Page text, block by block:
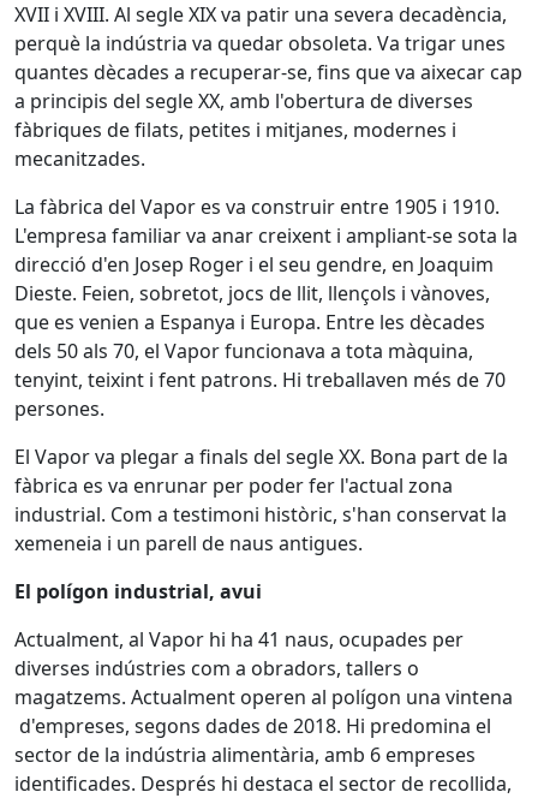
XVII i XVIII. Al segle XIX va patir una severa decadència,
perquè la indústria va quedar obsoleta. Va trigar unes
quantes dècades a recuperar-se, fins que va aixecar cap
a principis del segle XX, amb l'obertura de diverses
fàbriques de filats, petites i mitjanes, modernes i
mecanitzades.
La fàbrica del Vapor es va construir entre 1905 i 1910.
L'empresa familiar va anar creixent i ampliant-se sota la
direcció d'en Josep Roger i el seu gendre, en Joaquim
Dieste. Feien, sobretot, jocs de llit, llençols i vànoves,
que es venien a Espanya i Europa. Entre les dècades
dels 50 als 70, el Vapor funcionava a tota màquina,
tenyint, teixint i fent patrons. Hi treballaven més de 70
persones.
El Vapor va plegar a finals del segle XX. Bona part de la
fàbrica es va enrunar per poder fer l'actual zona
industrial. Com a testimoni històric, s'han conservat la
xemeneia i un parell de naus antigues.
El polígon industrial, avui
Actualment, al Vapor hi ha 41 naus, ocupades per
diverses indústries com a obradors, tallers o
magatzems. Actualment operen al polígon una vintena
d'empreses, segons dades de 2018. Hi predomina el
sector de la indústria alimentària, amb 6 empreses
identificades. Després hi destaca el sector de recollida,